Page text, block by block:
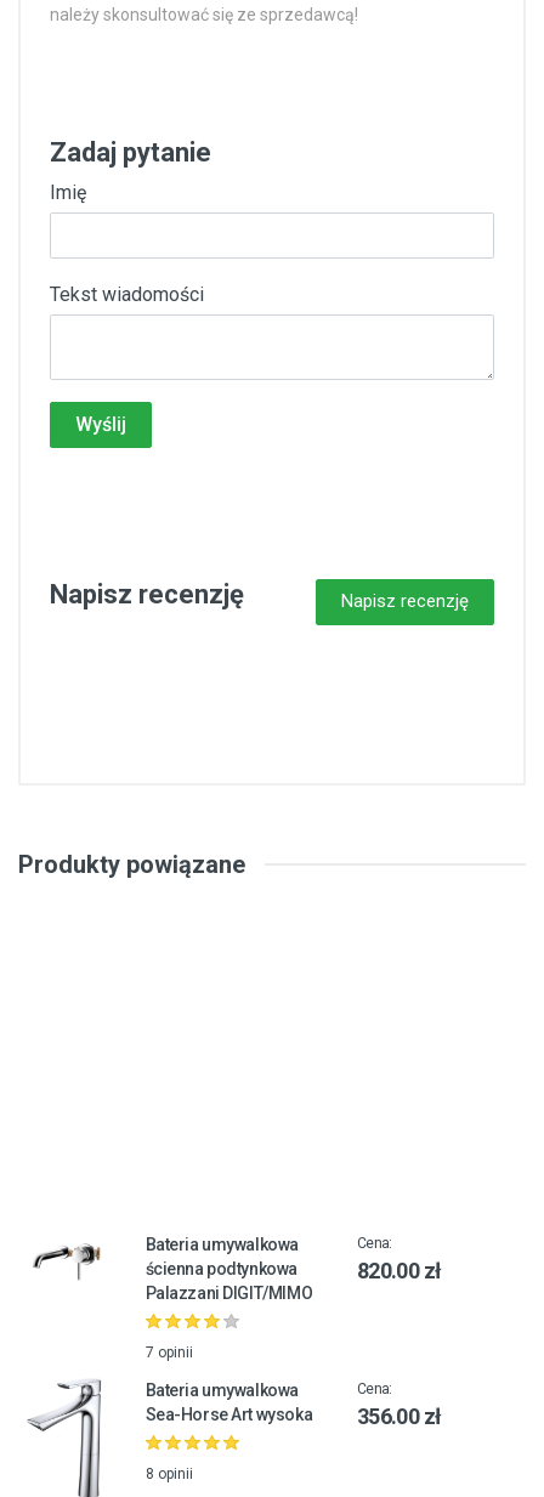
należy skonsultować się ze sprzedawcą!
Zadaj pytanie
Imię
Tekst wiadomości
Wyślij
Napisz recenzję Napisz recenzję
Produkty powiązane
Bateria umywalkowa
ścienna podtynkowa
Palazzani DIGIT/MIMO
7 opinii
Cena:
820.00 zł
Bateria umywalkowa
Sea-Horse Art wysoka
8 opinii
Cena:
356.00 zł